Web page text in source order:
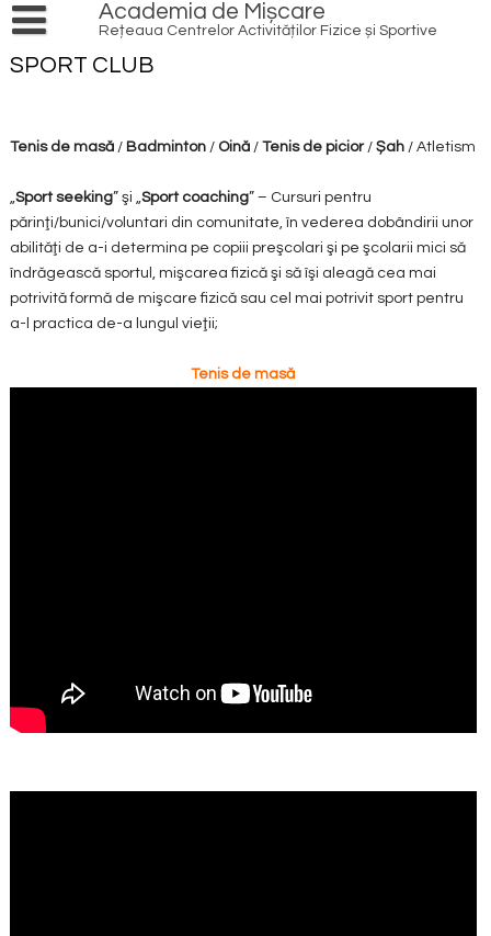
Skip
to
content
Academia de Mișcare
Rețeaua Centrelor Activităților Fizice și Sportive
PRODUSE ȘI SERVICII
INIȚIATIVE
NATURĂ
SPORT
TINERET
REDESCOPERĂ OINA
PRACTICĂ ÎN AER LIBER
TRANSFORMĂ DIGITAL
IMPLICĂ COMUNITATEA
RESURSE
VOLUNTARIAT
REȚEAUA DE CENTRE
CONEXIUNI
INFO
ECHIPĂ
FINANȚE
ARTICOLE
CONTACT
SPORT CLUB
Tenis de masă/ Badminton / Oină/ Tenis de picior/ Șah/ Atletism
„Sport seeking” şi „Sport coaching” – Cursuri pentru
părinţi/bunici/voluntari din comunitate, în vederea dobândirii unor
abilităţi de a-i determina pe copiii preşcolari şi pe şcolarii mici să
îndrăgească sportul, mişcarea fizică şi să îşi aleagă cea mai
potrivită formă de mişcare fizică sau cel mai potrivit sport pentru
a-l practica de-a lungul vieţii;
Tenis de masă